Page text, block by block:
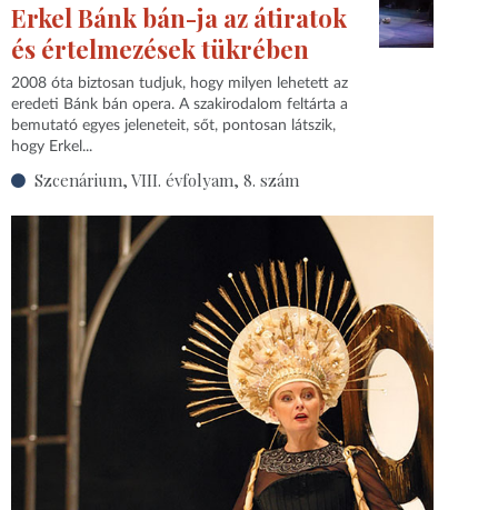
Erkel Bánk bán-ja az átiratok
és értelmezések tükrében
2008 óta biztosan tudjuk, hogy milyen lehetett az
eredeti Bánk bán opera. A szakirodalom feltárta a
bemutató egyes jeleneteit, sőt, pontosan látszik,
hogy Erkel...
Szcenárium, VIII. évfolyam, 8. szám